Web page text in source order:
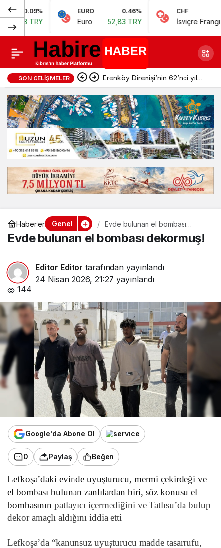
EURO 0.46%
Euro 52,83 TRY
CHF
İsviçre Frangı 57,38 TRY
SON GELIŞMELER Erenköy Direnişi’nin 62’nci yıl
dönümünde şehitler törenle
anıldı
Haberler Genel
Evde bulunan el bombası
dekormuş!
Evde bulunan el bombası dekormuş!
Editor Editor tarafından yayınlandı
24 Nisan 2026, 21:27 yayınlandı
144
Google'da Abone Ol
0 Paylaş Beğen
Lefkoşa’daki evinde uyuşturucu, mermi çekirdeği ve
el bombası bulunan zanlılardan biri, söz konusu el
bombasının patlayıcı içermediğini ve Tatlısu’da bulup
dekor amaçlı aldığını iddia etti
Lefkoşa’da “kanunsuz uyuşturucu madde tasarrufu,
“Çok
alkollüydük,
istemeden
yaptık”
(100%)
0 Paylaş